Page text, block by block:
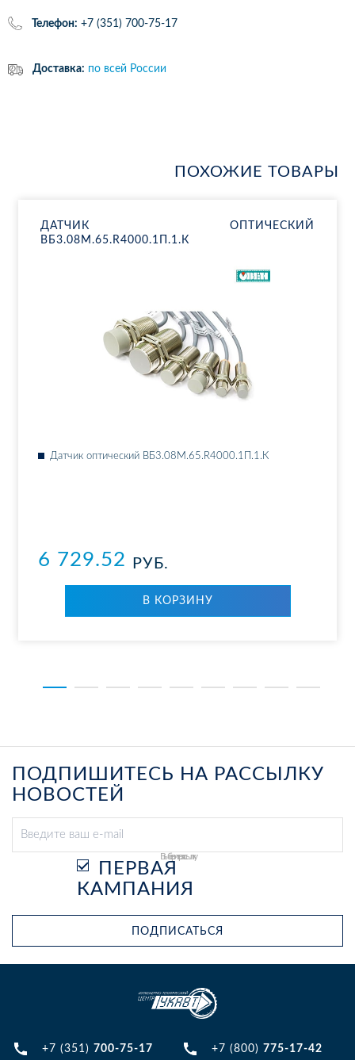
Телефон: +7 (351) 700-75-17
Доставка: по всей России
ПОХОЖИЕ ТОВАРЫ
ДАТ­ЧИК ОП­ТИ­ЧЕ­СКИЙ
ВБ3.08М.65.R4000.1П.1.К
Дат­чик оп­ти­че­ский ВБ3.08М.65.R4000.1П.1.К
6 729.52 РУБ.
В КОР­ЗИ­НУ
ПОДПИШИТЕСЬ НА РАССЫЛКУ
НОВОСТЕЙ
Выберите рассылку
ПЕРВАЯ
КАМПАНИЯ
ПОДПИСАТЬСЯ
+7 (351) 700-75-17 +7 (800) 775-17-42